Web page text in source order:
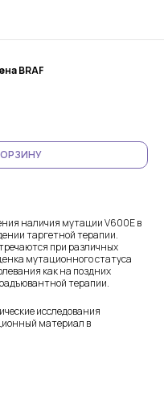
BRAF
наличия мутации V600E в
таргетной терапии.
при различных
мутационного статуса
как на поздних
терапии.
исследования
материал в